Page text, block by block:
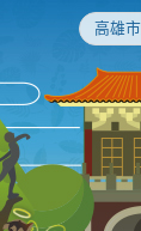
高雄